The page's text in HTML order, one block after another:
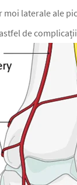
laterale ale
de